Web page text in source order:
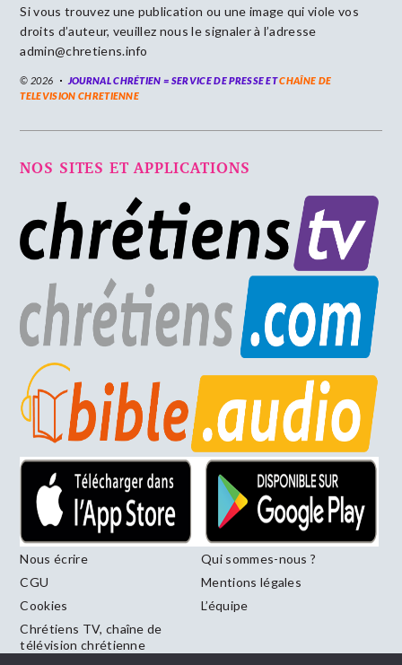
Si vous trouvez une publication ou une image qui viole vos
droits d’auteur, veuillez nous le signaler à l’adresse
admin@chretiens.info
© 2026 JOURNAL CHRÉTIEN = SERVICE DE PRESSE ETCHAÎNE DE
TELEVISION CHRETIENNE
NOS SITES ET APPLICATIONS
Nous écrire
Qui sommes-nous ?
CGU
Mentions légales
Cookies
L’équipe
Chrétiens TV, chaîne de
télévision chrétienne